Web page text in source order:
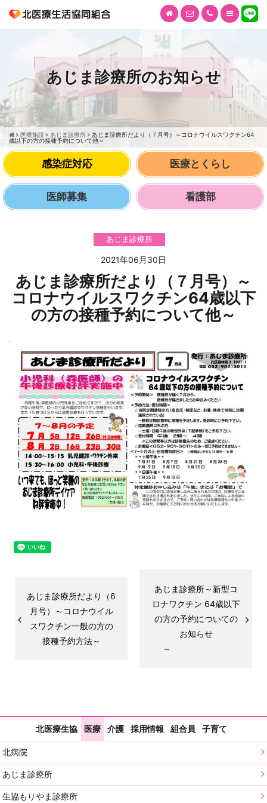
あじま診療所のお知らせ
医療施設 あじま診療所
あじま診療所だより（７月号）～コロナウイルスワクチン64
歳以下の方の接種予約について他～
感染症対応 医療とくらし
医師募集 看護部
あじま診療所
2021年06月30日
あじま診療所だより（７月号）～
コロナウイルスワクチン64歳以下
の方の接種予約について他～
あじま診療所だより（6
月号）～コロナウイル
スワクチン一般の方の
接種予約方法～
あじま診療所～新型コ
ロナワクチン 64歳以下
の方の予約についての
お知らせ
～
北医療生協 医療 介護 採用情報 組合員 子育て
北病院
あじま診療所
生協もりやま診療所